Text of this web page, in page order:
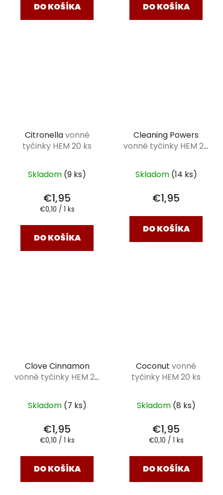
DO KOŠÍKA DO KOŠÍKA
Citronellavonné
tyčinky HEM 20 ks
Skladom (9 ks)
€1,95
Jednotková
€0,10 / 1 ks
DO KOŠÍKA
Cleaning Powers
vonné tyčinky HEM 20
Skladom (14 ks)
€1,95
DO KOŠÍKA
Clove Cinnamon
vonné tyčinky HEM 20
Skladom (7 ks)
€1,95
Jednotková
€0,10 / 1 ks
DO KOŠÍKA
Coconut vonné
tyčinky HEM 20 ks
Skladom (8 ks)
€1,95
Jednotková
€0,10 / 1 ks
DO KOŠÍKA